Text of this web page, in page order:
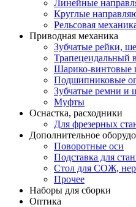
Линейные
Круглые
Рельсовая
Приводная механика
Зубчатые рейки,
Трапецеидальный
Шарико-винтовые
Подшипниковые
Зубчатые ремни и
Муфты
Оснастка, расходники
Для фрезерных
Дополнительное
Поворотные оси
Подставка для
Стол для СОЖ,
Прочее
Наборы для сборки
Оптика